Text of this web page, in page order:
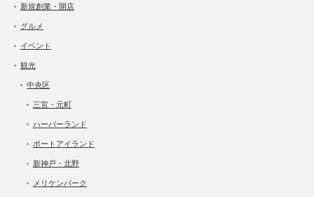
新規創業・開店
グルメ
イベント
観光
中央区
三宮・元町
ハーバーランド
ポートアイランド
新神戸・北野
メリケンパーク